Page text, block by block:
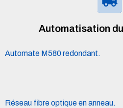
Automatisation
Automate M580 redondant.
Réseau fibre optique en anneau.